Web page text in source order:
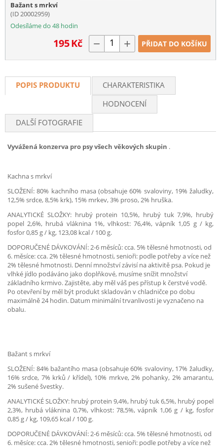
Bažant s mrkví
(ID 20002959)
Odesíláme do 48 hodin
195Kč − + PŘIDAT DO KOŠÍKU
POPIS PRODUKTU
CHARAKTERISTIKA
HODNOCENÍ
DALŠÍ FOTOGRAFIE
Vyvážená konzerva pro psy všech věkových skupin .
Kachna s mrkví
SLOŽENÍ: 80% kachního masa (obsahuje 60% svaloviny, 19% žaludky,
12,5% srdce, 8,5% krk), 15% mrkev, 3% proso, 2% hruška.
ANALYTICKÉ SLOŽKY: hrubý protein 10,5%, hrubý tuk 7,9%, hrubý
popel 2,6%, hrubá vláknina 1%, vlhkost: 76,4%, vápník 1,05 g / kg,
fosfor 0,85 g / kg, 123,08 kcal / 100 g.
DOPORUČENÉ DÁVKOVÁNÍ: 2-6 měsíců: cca. 5% tělesné hmotnosti, od
6. měsíce: cca. 2% tělesné hmotnosti, senioři: podle potřeby a více než
2% tělesné hmotnosti. Denní množství závisí na aktivitě psa. Pokud je
vlhké jídlo podáváno jako doplňkové, musíme snížit množství
základního krmivo. Zajistěte, aby měl váš pes přístup k čerstvé vodě.
Po otevření by měl být produkt skladován v chladničce po dobu
maximálně 24 hodin. Datum minimální trvanlivosti je vyznačeno na
obalu.
Bažant s mrkví
SLOŽENÍ: 84% bažantího masa (obsahuje 60% svaloviny, 17% žaludky,
16% srdce, 7% krků / křídel), 10% mrkve, 2% pohanky, 2% amarantu,
2% sušené švestky.
ANALYTICKÉ SLOŽKY: hrubý protein 9,4%, hrubý tuk 6,5%, hrubý popel
2,3%, hrubá vláknina 0,7%, vlhkost: 78,5%, vápník 1,06 g / kg, fosfor
0,85 g / kg, 109,65 kcal / 100 g.
DOPORUČENÉ DÁVKOVÁNÍ: 2-6 měsíců: cca. 5% tělesné hmotnosti, od
6. měsíce: cca. 2% tělesné hmotnosti, senioři: podle potřeby a více než